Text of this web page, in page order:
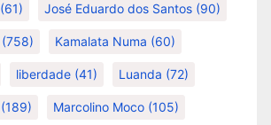
(61) José Eduardo dos Santos (90)
(758) Kamalata Numa (60)
liberdade (41) Luanda (72)
(189) Marcolino Moco (105)